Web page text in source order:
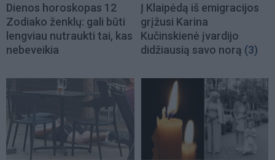
Dienos horoskopas 12
Zodiako ženklų: gali būti
lengviau nutraukti tai, kas
nebeveikia
Į Klaipėdą iš emigracijos
grįžusi Karina
Kučinskienė įvardijo
didžiausią savo norą (3)